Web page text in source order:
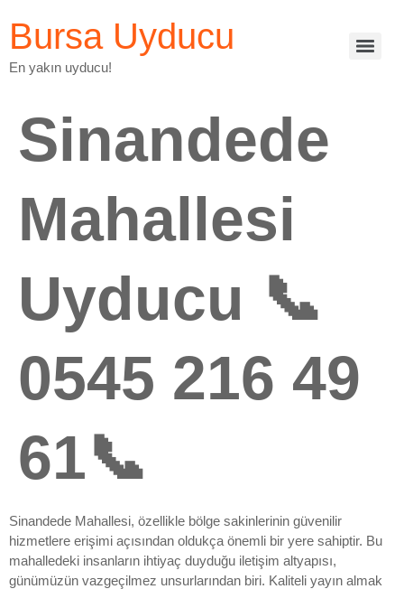
Bursa Uyducu
En yakın uyducu!
Sinandede
Mahallesi
Uyducu 📞
0545 216 49
61📞
Sinandede Mahallesi, özellikle bölge sakinlerinin güvenilir
hizmetlere erişimi açısından oldukça önemli bir yere sahiptir. Bu
mahalledeki insanların ihtiyaç duyduğu iletişim altyapısı,
günümüzün vazgeçilmez unsurlarından biri. Kaliteli yayın almak